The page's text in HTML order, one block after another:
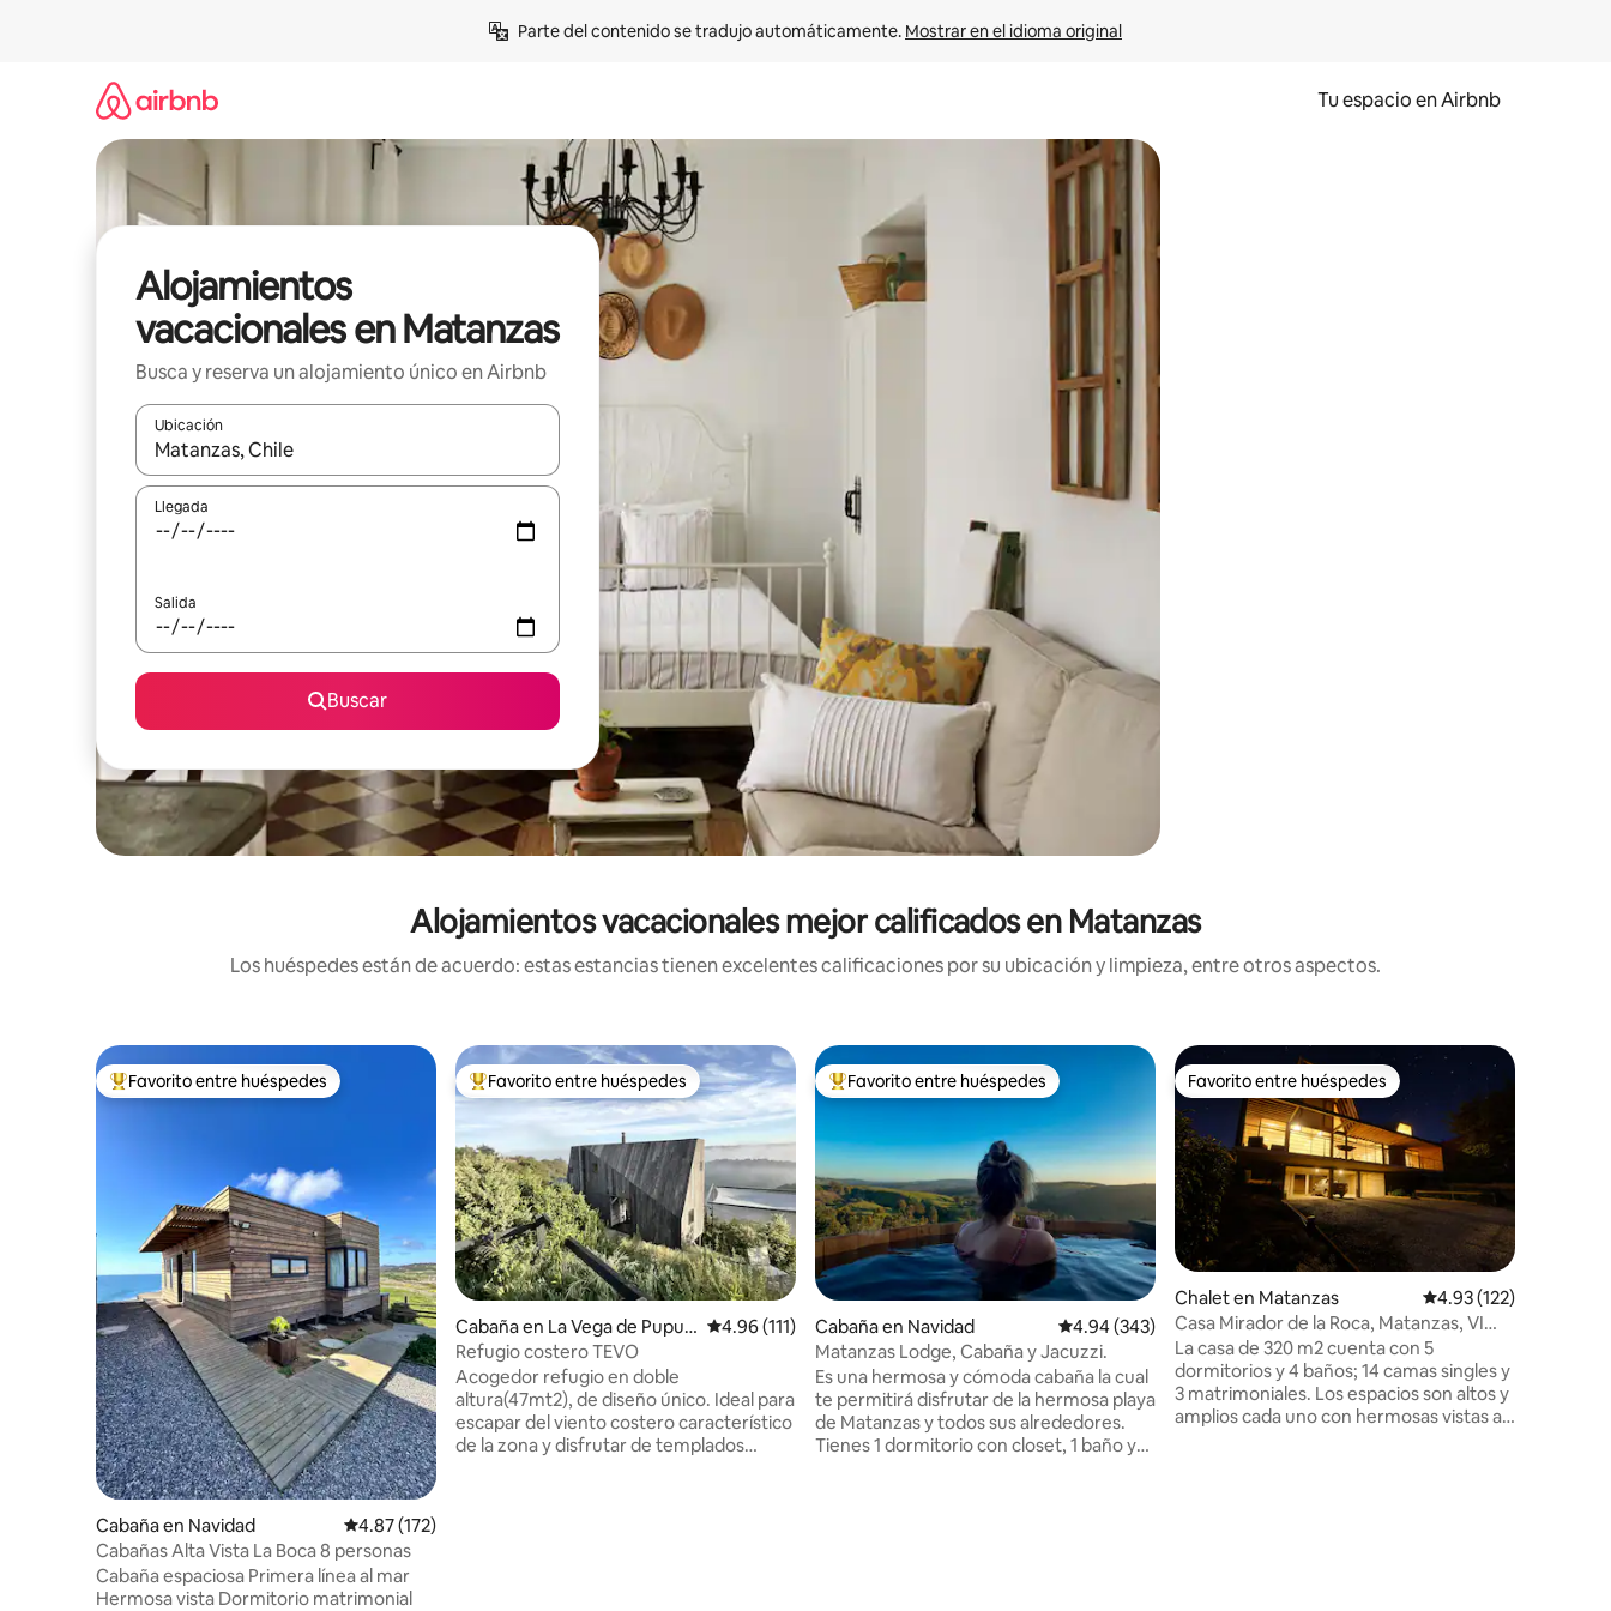
Parte del contenido se tradujo automáticamente. Mostrar en el idioma original
Tu espacio en Airbnb
Alojamientos
vacacionales en Matanzas
Busca y reserva un alojamiento único en Airbnb
Ubicación
Cuando los resultados estén disponibles, podrás navegar usando las teclas de las flechas hacia arriba y hacia abajo, o bien tocando y deslizando la pantalla.
Llegada
Salida
Buscar
Alojamientos vacacionales mejor calificados en Matanzas
Los huéspedes están de acuerdo: estas estancias tienen excelentes calificaciones por su ubicación y limpieza, entre otros aspectos.
De los mejores en Favorito entre huéspedes
Favorito entre huéspedes
Cabaña en Navidad Calificación promedio: 4.87 de 5; 172 evaluaciones
4.87 (172)
Cabañas Alta Vista La Boca 8 personas
Cabaña espaciosa Primera línea al mar
Hermosa vista Dormitorio matrimonial
De los mejores en Favorito entre huéspedes
Favorito entre huéspedes
Cabaña en La Vega de Pupuy
a
Calificación promedio: 4.96 de 5; 111 evaluaciones
4.96 (111)
Refugio costero TEVO
Acogedor refugio en doble
altura(47mt2), de diseño único. Ideal para
escapar del viento costero característico
de la zona y disfrutar de templados
De los mejores en Favorito entre huéspedes
Favorito entre huéspedes
Cabaña en Navidad Calificación promedio: 4.94 de 5; 343 evaluaciones
4.94 (343)
Matanzas Lodge, Cabaña y Jacuzzi.
Es una hermosa y cómoda cabaña la cual
te permitirá disfrutar de la hermosa playa
de Matanzas y todos sus alrededores.
Tienes 1 dormitorio con closet, 1 baño y
Favorito entre huéspedes
Favorito entre huéspedes
Chalet en Matanzas Calificación promedio:
4.93 (122)
Casa Mirador de la Roca, Matanzas, VI
Región
La casa de 320 m2 cuenta con 5
dormitorios y 4 baños; 14 camas singles y
3 matrimoniales. Los espacios son altos y
amplios cada uno con hermosas vistas al